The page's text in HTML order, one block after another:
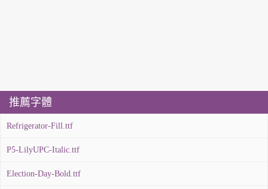
推薦字體
Refrigerator-Fill.ttf
P5-LilyUPC-Italic.ttf
Election-Day-Bold.ttf